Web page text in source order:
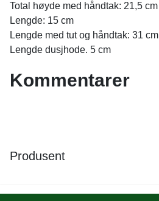
Total høyde med håndtak: 21,5 cm
Lengde: 15 cm
Lengde med tut og håndtak: 31 cm
Lengde dusjhode. 5 cm
Kommentarer
Produsent